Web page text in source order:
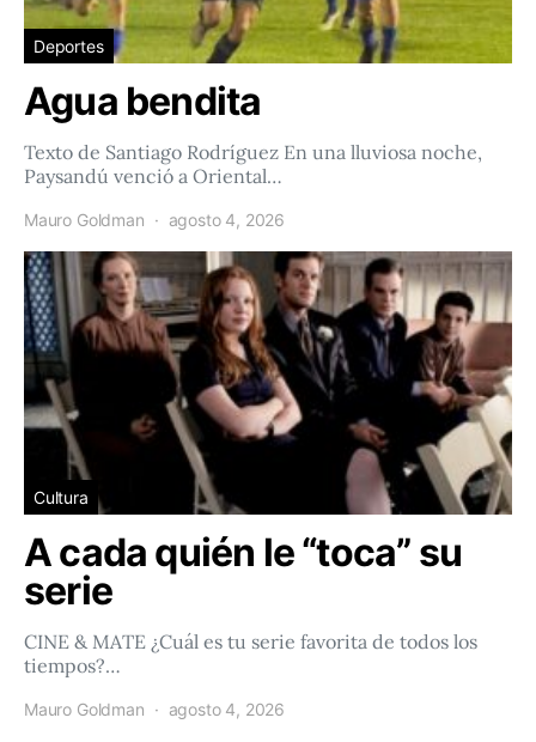
Deportes
Agua bendita
Texto de Santiago Rodríguez En una lluviosa noche,
Paysandú venció a Oriental…
Mauro Goldman agosto 4, 2026
Cultura
A cada quién le “toca” su
serie
CINE & MATE ¿Cuál es tu serie favorita de todos los
tiempos?…
Mauro Goldman agosto 4, 2026